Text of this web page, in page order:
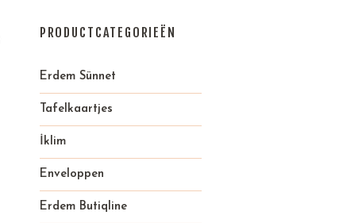
PRODUCTCATEGORIEËN
Erdem Sünnet
Tafelkaartjes
İklim
Enveloppen
Erdem Butiqline